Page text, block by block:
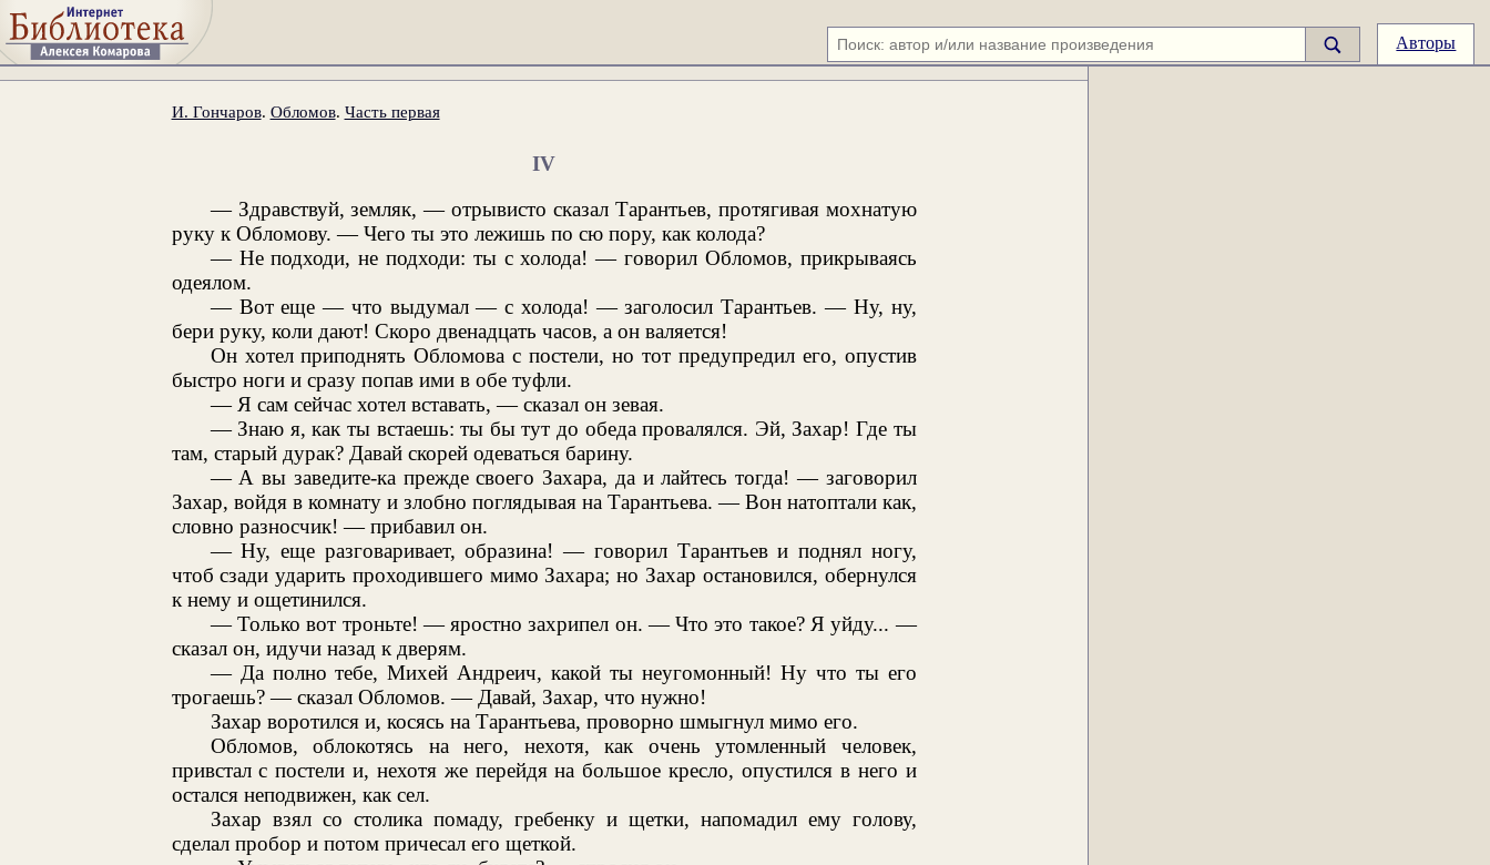
Авторы
И. Гончаров. Обломов. Часть первая
IV
— Здравствуй, земляк, — отрывисто сказал Тарантьев, протягивая мохнатую
руку к Обломову. — Чего ты это лежишь по сю пору, как колода?
— Не подходи, не подходи: ты с холода! — говорил Обломов, прикрываясь
одеялом.
— Вот еще — что выдумал — с холода! — заголосил Тарантьев. — Ну, ну,
бери руку, коли дают! Скоро двенадцать часов, а он валяется!
Он хотел приподнять Обломова с постели, но тот предупредил его, опустив
быстро ноги и сразу попав ими в обе туфли.
— Я сам сейчас хотел вставать, — сказал он зевая.
— Знаю я, как ты встаешь: ты бы тут до обеда провалялся. Эй, Захар! Где ты
там, старый дурак? Давай скорей одеваться барину.
— А вы заведите-ка прежде своего Захара, да и лайтесь тогда! — заговорил
Захар, войдя в комнату и злобно поглядывая на Тарантьева. — Вон натоптали как,
словно разносчик! — прибавил он.
— Ну, еще разговаривает, образина! — говорил Тарантьев и поднял ногу,
чтоб сзади ударить проходившего мимо Захара; но Захар остановился, обернулся
к нему и ощетинился.
— Только вот троньте! — яростно захрипел он. — Что это такое? Я уйду... —
сказал он, идучи назад к дверям.
— Да полно тебе, Михей Андреич, какой ты неугомонный! Ну что ты его
трогаешь? — сказал Обломов. — Давай, Захар, что нужно!
Захар воротился и, косясь на Тарантьева, проворно шмыгнул мимо его.
Обломов, облокотясь на него, нехотя, как очень утомленный человек,
привстал с постели и, нехотя же перейдя на большое кресло, опустился в него и
остался неподвижен, как сел.
Захар взял со столика помаду, гребенку и щетки, напомадил ему голову,
сделал пробор и потом причесал его щеткой.